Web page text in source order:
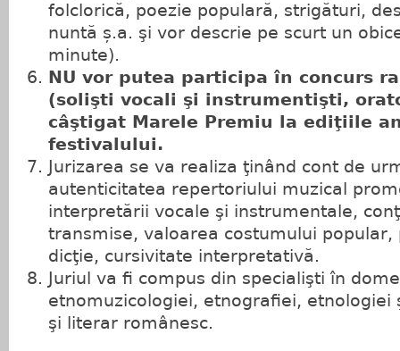
folclorică, poezie populară, strigături,
nuntă ș.a. şi vor descrie pe scurt un
minute).
NU vor putea participa în concurs
(solişti vocali şi instrumentişti,
câştigat Marele Premiu la ediţiile
festivalului.
Jurizarea se va realiza ţinând cont de
autenticitatea repertoriului muzical
interpretării vocale şi instrumentale,
transmise, valoarea costumului popular,
dicţie, cursivitate interpretativă.
Juriul va fi compus din specialişti în
etnomuzicologiei, etnografiei, etnologiei
şi literar românesc.